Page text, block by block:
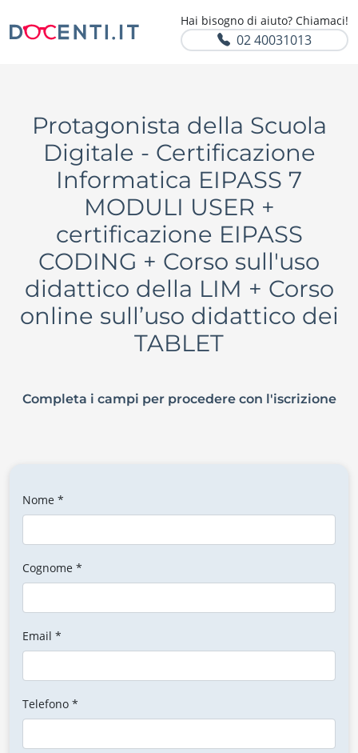
Hai bisogno di aiuto? Chiamaci!
02 40031013
Protagonista della Scuola
Digitale - Certificazione
Informatica EIPASS 7
MODULI USER +
certificazione EIPASS
CODING + Corso sull'uso
didattico della LIM + Corso
online sull’uso didattico dei
TABLET
Completa i campi per procedere con l'iscrizione
Nome *
Cognome *
Email *
Telefono *